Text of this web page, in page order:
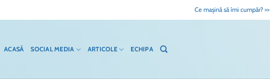
Ce mașină să îmi cumpăr? >>
ACASĂ SOCIAL MEDIA ARTICOLE ECHIPA